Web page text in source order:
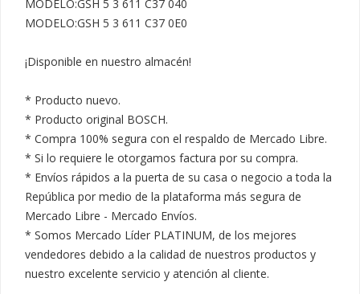
MODELO:GSH 5 3 611 C37 040
MODELO:GSH 5 3 611 C37 0E0
¡Disponible en nuestro almacén!
* Producto nuevo.
* Producto original BOSCH.
* Compra 100% segura con el respaldo de Mercado Libre.
* Si lo requiere le otorgamos factura por su compra.
* Envíos rápidos a la puerta de su casa o negocio a toda la
República por medio de la plataforma más segura de
Mercado Libre - Mercado Envíos.
* Somos Mercado Líder PLATINUM, de los mejores
vendedores debido a la calidad de nuestros productos y
nuestro excelente servicio y atención al cliente.